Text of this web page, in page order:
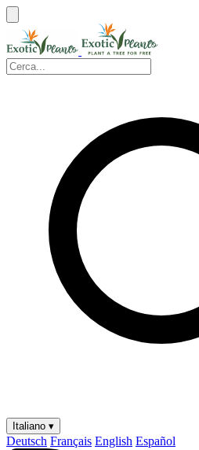
Italiano ▾
Deutsch Français English Español